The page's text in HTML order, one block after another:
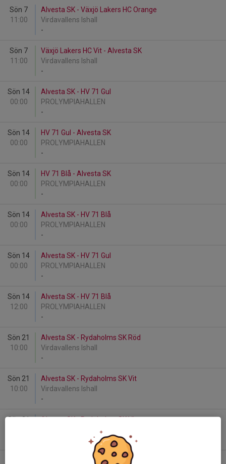
Sön 7
11:00
Alvesta SK - Växjö Lakers HC Orange
Virdavallens Ishall
-
Sön 7
11:00
Växjö Lakers HC Vit - Alvesta SK
Virdavallens Ishall
-
Sön 14
00:00
Alvesta SK - HV 71 Gul
PROLYMPIAHALLEN
-
Sön 14
00:00
HV 71 Gul - Alvesta SK
PROLYMPIAHALLEN
-
Sön 14
00:00
HV 71 Blå - Alvesta SK
PROLYMPIAHALLEN
-
Sön 14
00:00
Alvesta SK - HV 71 Blå
PROLYMPIAHALLEN
-
Sön 14
00:00
Alvesta SK - HV 71 Gul
PROLYMPIAHALLEN
-
Sön 14
12:00
Alvesta SK - HV 71 Blå
PROLYMPIAHALLEN
-
Sön 21
10:00
Alvesta SK - Rydaholms SK Röd
Virdavallens Ishall
-
Sön 21
10:00
Alvesta SK - Rydaholms SK Vit
Virdavallens Ishall
-
Sön 21
Alvesta SK - Rydaholms SK Vit
Rydaholms SK Röd - Alvesta SK